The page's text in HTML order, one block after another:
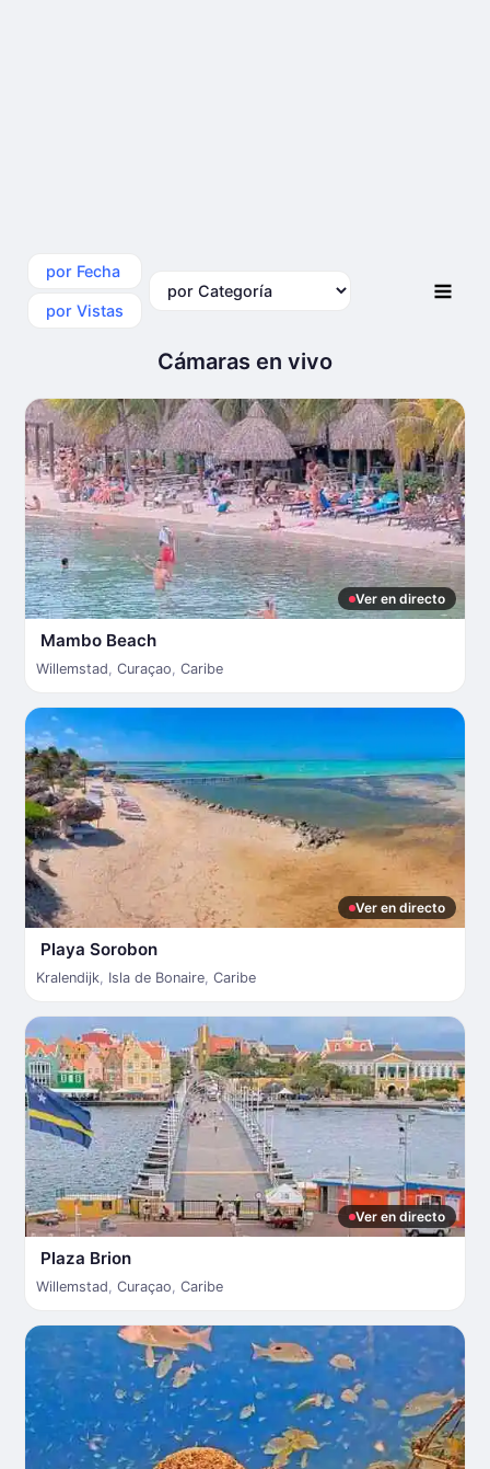
por Fecha
por Vistas
Cámaras en vivo
Ver en directo
Mambo Beach
Willemstad, Curaçao, Caribe
Ver en directo
Playa Sorobon
Kralendijk, Isla de Bonaire, Caribe
Ver en directo
Plaza Brion
Willemstad, Curaçao, Caribe